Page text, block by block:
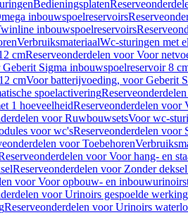
Bedieningsplaten
inbouwspoelreservoirs
inbouwspoelreservoirs
VerbruiksmateriaalWc-sturingen met
cmReserveonderdelen voor Voor
Sigma inbouwspoelreservoir 8
cmVoor batterijvoeding, voor Geberit
spoelactivering
1 hoeveelheidReserveonderdelen voor
voor RuwbouwsetsVoor wc-
voor wc'sReserveonderdelen voor
voor Toebehoren
voor Voor hang- en
Reserveonderdelen voor Zonder deksel
voor Voor opbouw- en
voor Urinoirs gespoelde
Reserveonderdelen voor Urinoirs